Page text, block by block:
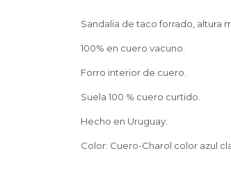
Sandalia de taco forrado, altura
100% en cuero vacuno.
Forro interior de cuero.
Suela 100 % cuero curtido.
Hecho en Uruguay.
Color: Cuero-Charol color azul